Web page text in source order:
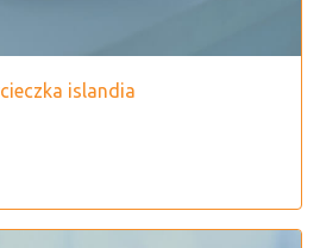
islandia